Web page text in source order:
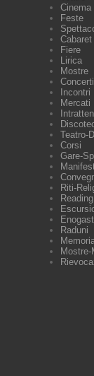
Cinema
Feste
Cabaret
Fiere
Lirica
Mostre
Concerti
Incontri
Mercati
Teatro-
Corsi
Gare-
Riti-
Reading
Raduni